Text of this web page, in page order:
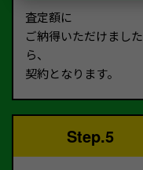
査定額に
ご納得いただけました
ら、
契約となります。
Step.5